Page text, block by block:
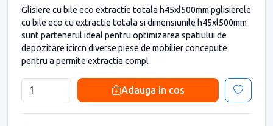
Glisiere cu bile eco extractie totala h45xl500mm pglisierele
cu bile eco cu extractie totala si dimensiunile h45xl500mm
sunt partenerul ideal pentru optimizarea spatiului de
depozitare icircn diverse piese de mobilier concepute
pentru a permite extractia compl
Adauga in cos